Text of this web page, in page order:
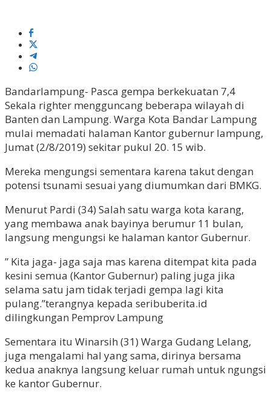
Bandarlampung- Pasca gempa berkekuatan 7,4
Sekala righter mengguncang beberapa wilayah di
Banten dan Lampung. Warga Kota Bandar Lampung
mulai memadati halaman Kantor gubernur lampung,
Jumat (2/8/2019) sekitar pukul 20. 15 wib.
Mereka mengungsi sementara karena takut dengan
potensi tsunami sesuai yang diumumkan dari BMKG.
Menurut Pardi (34) Salah satu warga kota karang,
yang membawa anak bayinya berumur 11 bulan,
langsung mengungsi ke halaman kantor Gubernur.
” Kita jaga- jaga saja mas karena ditempat kita pada
kesini semua (Kantor Gubernur) paling juga jika
selama satu jam tidak terjadi gempa lagi kita
pulang.”terangnya kepada seribuberita.id
dilingkungan Pemprov Lampung
Sementara itu Winarsih (31) Warga Gudang Lelang,
juga mengalami hal yang sama, dirinya bersama
kedua anaknya langsung keluar rumah untuk ngungsi
ke kantor Gubernur.